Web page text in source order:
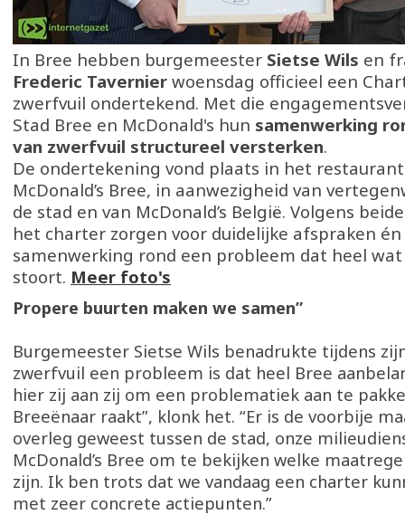
In Bree hebben burgemeester Sietse Wils en
Frederic Tavernier woensdag officieel een
zwerfvuil ondertekend. Met die
Stad Bree en McDonald's hun samenwerking
van zwerfvuil structureel versterken.
De ondertekening vond plaats in het
McDonald’s Bree, in aanwezigheid van
de stad en van McDonald’s België. Volgens
het charter zorgen voor duidelijke afspraken
samenwerking rond een probleem dat heel
stoort. Meer foto's
Propere buurten maken we samen”
Burgemeester Sietse Wils benadrukte tijdens
zwerfvuil een probleem is dat heel Bree
hier zij aan zij om een problematiek aan te
Breeënaar raakt”, klonk het. “Er is de voorbije
overleg geweest tussen de stad, onze
McDonald’s Bree om te bekijken welke
zijn. Ik ben trots dat we vandaag een charter
met zeer concrete actiepunten.”